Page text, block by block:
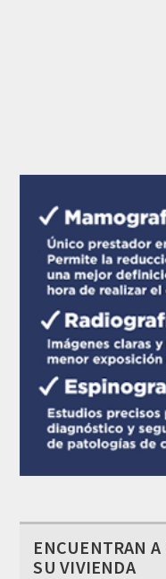
ENCUENTRAN
SU VIVIENDA